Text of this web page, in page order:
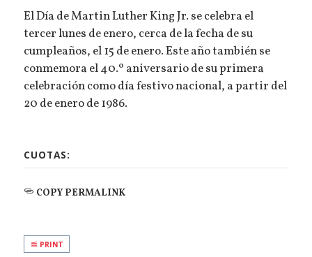
El Día de Martin Luther King Jr. se celebra el
tercer lunes de enero, cerca de la fecha de su
cumpleaños, el 15 de enero. Este año también se
conmemora el 40.º aniversario de su primera
celebración como día festivo nacional, a partir del
20 de enero de 1986.
CUOTAS:
COPY PERMALINK
PRINT